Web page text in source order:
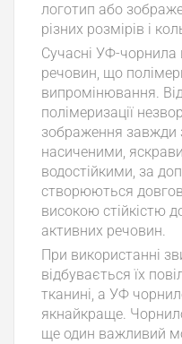
логотип або
різних розмірів і
Сучасні УФ-чорнила
речовин, що
випромінювання.
полімеризації
зображення
насиченими,
водостійкими, за
створюються
високою стійкістю
активних речовин.
При використанні
відбувається їх
тканині, а УФ
якнайкраще.
ще один важливий